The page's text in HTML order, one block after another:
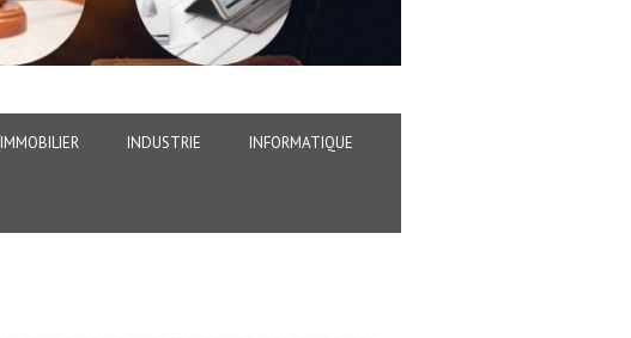
IMMOBILIER INDUSTRIE INFORMATIQUE